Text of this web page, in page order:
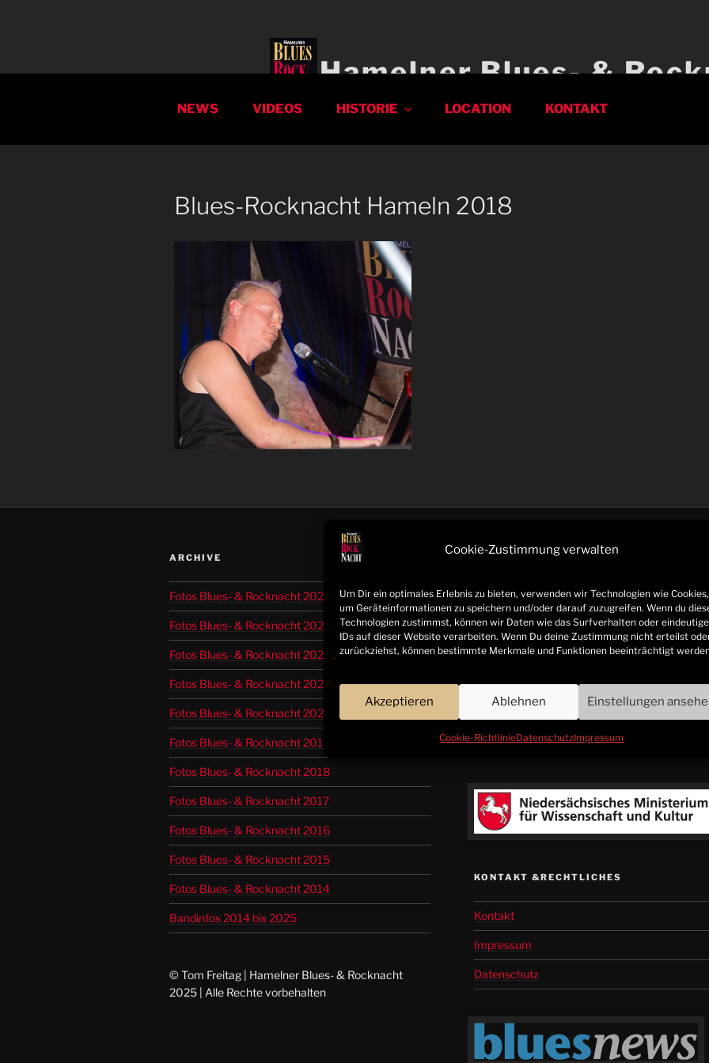
Cookie-Zustimmung verwalten
Um Dir ein optimales Erlebnis zu bieten, verwenden wir Technologien wie Cookies,
um Geräteinformationen zu speichern und/oder darauf zuzugreifen. Wenn du
Technologien zustimmst, können wir Daten wie das Surfverhalten oder eindeutige
IDs auf dieser Website verarbeiten. Wenn Du deine Zustimmung nicht erteilst
zurückziehst, können bestimmte Merkmale und Funktionen beeinträchtigt
Akzeptieren Ablehnen Einstellungen
Cookie-RichtlinieDatenschutzImpressum
Hamelner Blues- &
NEWS VIDEOS HISTORIE LOCATION KONTAKT
Blues-Rocknacht Hameln 2018
ARCHIVE
Fotos Blues- & Rocknacht 2025
Fotos Blues- & Rocknacht 2024
Fotos Blues- & Rocknacht 2023
Fotos Blues- & Rocknacht 2022
Fotos Blues- & Rocknacht 2021
Fotos Blues- & Rocknacht 2019
Fotos Blues- & Rocknacht 2018
Fotos Blues- & Rocknacht 2017
Fotos Blues- & Rocknacht 2016
Fotos Blues- & Rocknacht 2015
Fotos Blues- & Rocknacht 2014
Bandinfos 2014 bis 2025
© Tom Freitag | Hamelner Blues- & Rocknacht
2025 | Alle Rechte vorbehalten
UNTERSTÜTZT VON:
KONTAKT &RECHTLICHES
Kontakt
Impressum
Datenschutz